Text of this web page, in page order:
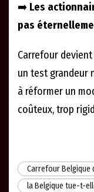
➡️ Les
pas
Carrefour
un test grandeur
à réformer un
coûteux, trop
Carrefour Belgique
la Belgique tue-t-